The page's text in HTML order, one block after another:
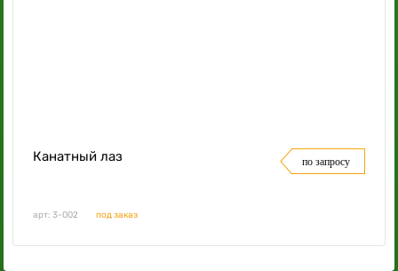
Канатный лаз по запросу
арт: 3-002 под заказ